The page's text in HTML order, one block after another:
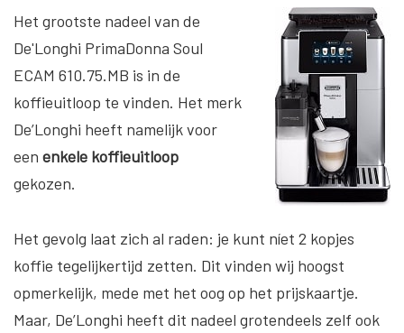
Het grootste nadeel van de
De'Longhi PrimaDonna Soul
ECAM 610.75.MB is in de
koffieuitloop te vinden. Het merk
De’Longhi heeft namelijk voor
een enkele koffieuitloop
gekozen.
Het gevolg laat zich al raden: je kunt níet 2 kopjes
koffie tegelijkertijd zetten. Dit vinden wij hoogst
opmerkelijk, mede met het oog op het prijskaartje.
Maar, De’Longhi heeft dit nadeel grotendeels zelf ook